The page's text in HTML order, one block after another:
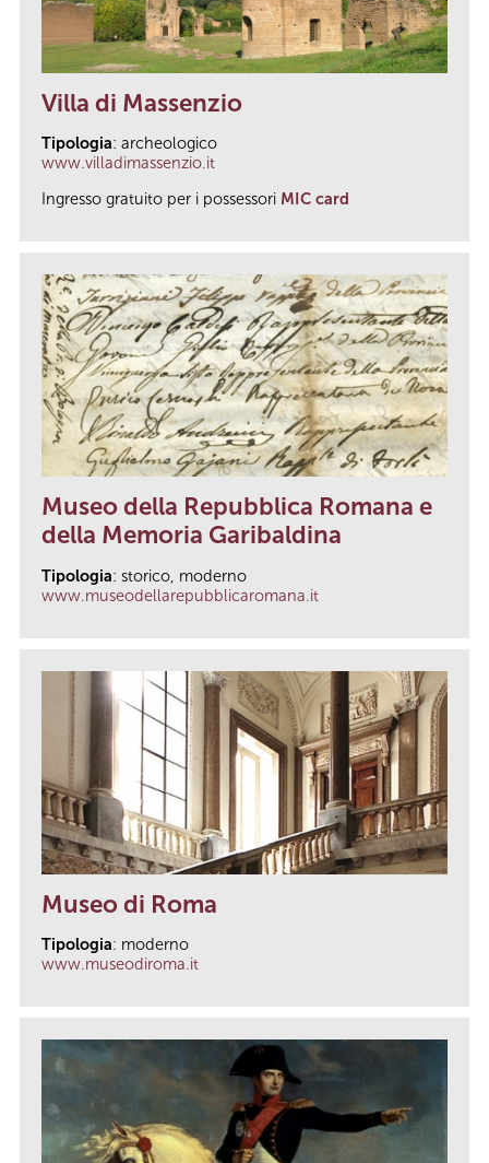
Villa di Massenzio
Tipologia: archeologico
www.villadimassenzio.it
Ingresso gratuito per i possessori MIC card
Museo della Repubblica Romana e
della Memoria Garibaldina
Tipologia: storico, moderno
www.museodellarepubblicaromana.it
Museo di Roma
Tipologia: moderno
www.museodiroma.it